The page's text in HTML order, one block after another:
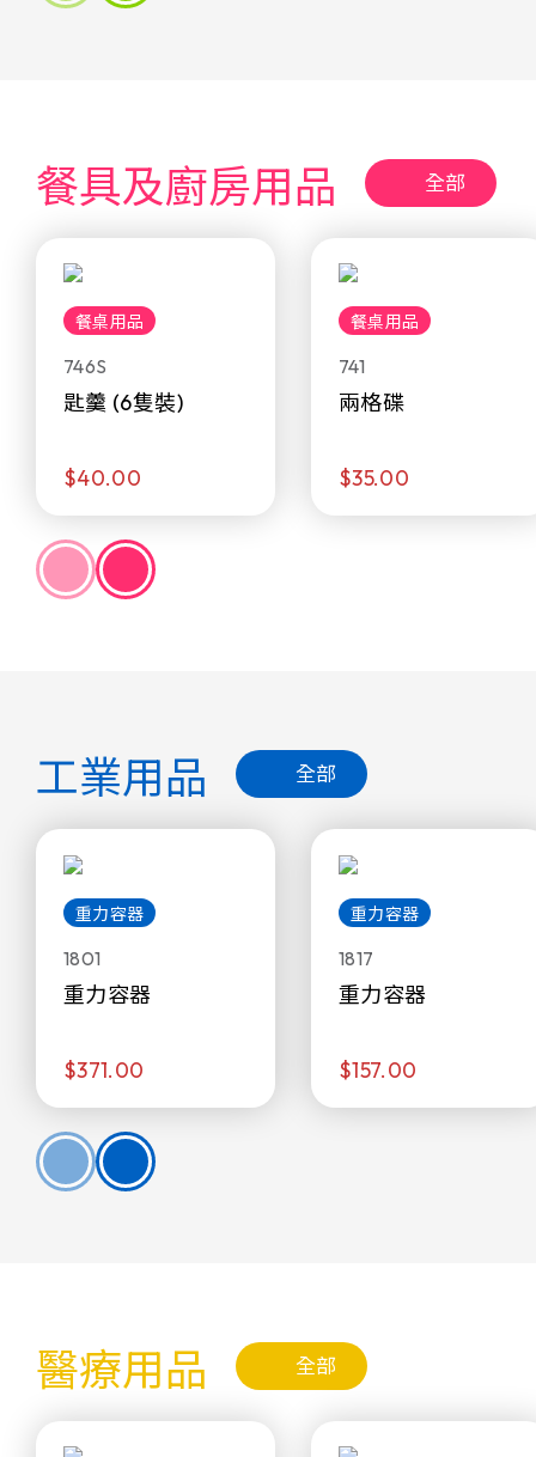
餐具及廚房用品 全部
餐桌用品
746S
匙羹 (6隻裝)
$40.00
餐桌用品
741
兩格碟
$35.00
工業用品 全部
重力容器
1801
重力容器
$371.00
重力容器
1817
重力容器
$157.00
醫療用品 全部